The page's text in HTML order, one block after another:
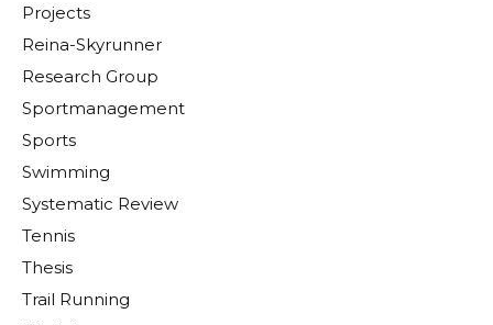
Projects
Reina-Skyrunner
Research Group
Sportmanagement
Sports
Swimming
Systematic Review
Tennis
Thesis
Trail Running